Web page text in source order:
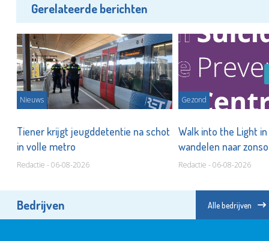
Gerelateerde berichten
Nieuws
Tiener krijgt jeugddetentie na schot
in volle metro
Redactie - 06-08-2026
Gezond
Walk into the Light in
wandelen naar
te staan bij suïcide
Redactie - 06-08-2026
Bedrijven Alle bedrijven